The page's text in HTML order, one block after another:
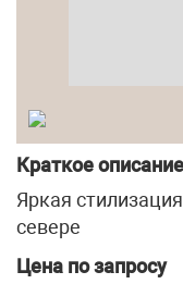
Краткое
Яркая
севере
Цена по запросу